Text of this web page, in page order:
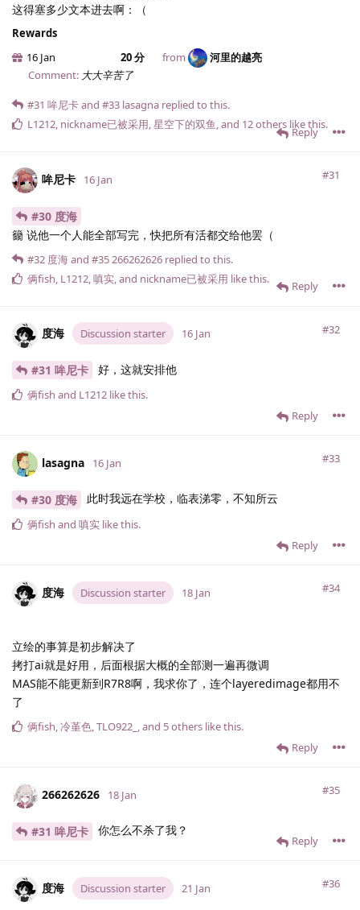
这得塞多少文本进去啊：（
Rewards
16 Jan
20 分 from
河里的越亮
Comment: 大大辛苦了
Reply
#31 哞尼卡and #33 lasagna replied to this.
L1212, nickname已被采用,星空下的双鱼, and 12others like this.
哞尼卡 #31
16 Jan
#30 度海
籋 说他一个人能全部写完，快把所有活都交给他罢（
Reply
#32 度海and #35 266262626 replied to this.
俩fish L1212 嗔实 , and nickname已被采用 like this.
度海 Discussion starter #32
16 Jan
#31 哞尼卡 好，这就安排他
Reply
俩fish and L1212 like this.
lasagna #33
16 Jan
#30 度海 此时我远在学校，临表涕零，不知所云
Reply
俩fish and 嗔实 like this.
度海 Discussion starter #34
18 Jan
立绘的事算是初步解决了
拷打ai就是好用，后面根据大概的全部测一遍再微调
MAS能不能更新到R7R8啊，我求你了，连个layeredimage都用不
了
Reply
俩fish,冷堇色,TLO922_ , and 5others like this.
266262626 #35
18 Jan
#31 哞尼卡 你怎么不杀了我？
Reply
度海 Discussion starter #36
21 Jan